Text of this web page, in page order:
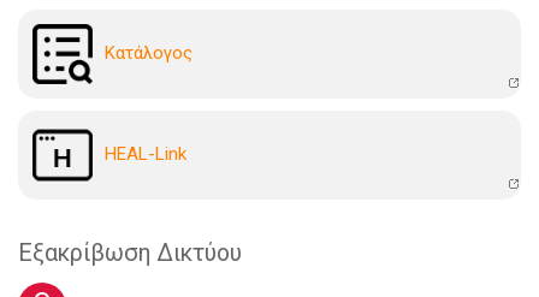
Kατάλογoς
HEAL-Link
Εξακρίβωση Δικτύου